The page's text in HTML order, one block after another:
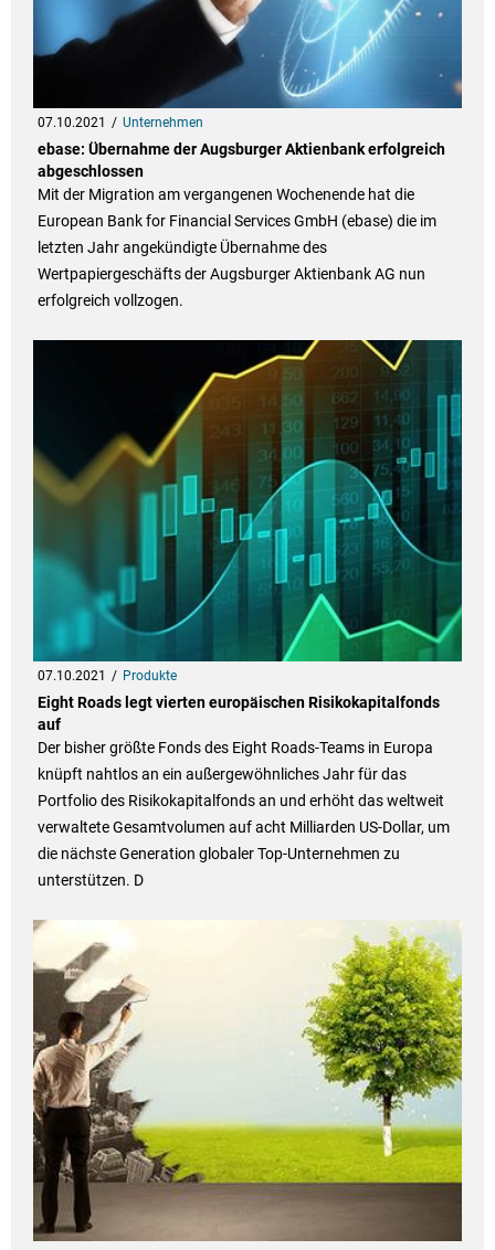
07.10.2021 Unternehmen
ebase: Übernahme der Augsburger Aktienbank erfolgreich
abgeschlossen
Mit der Migration am vergangenen Wochenende hat die
European Bank for Financial Services GmbH (ebase) die im
letzten Jahr angekündigte Übernahme des
Wertpapiergeschäfts der Augsburger Aktienbank AG nun
erfolgreich vollzogen.
07.10.2021 Produkte
Eight Roads legt vierten europäischen Risikokapitalfonds
auf
Der bisher größte Fonds des Eight Roads-Teams in Europa
knüpft nahtlos an ein außergewöhnliches Jahr für das
Portfolio des Risikokapitalfonds an und erhöht das weltweit
verwaltete Gesamtvolumen auf acht Milliarden US-Dollar, um
die nächste Generation globaler Top-Unternehmen zu
unterstützen. D